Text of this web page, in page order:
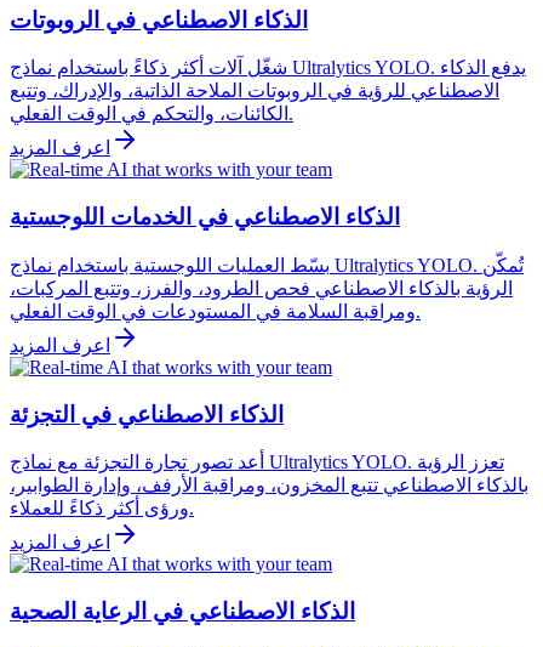
الذكاء الاصطناعي في الروبوتات
شغّل آلات أكثر ذكاءً باستخدام نماذج Ultralytics YOLO. يدفع الذكاء
الاصطناعي للرؤية في الروبوتات الملاحة الذاتية، والإدراك، وتتبع
الكائنات، والتحكم في الوقت الفعلي.
اعرف المزيد
الذكاء الاصطناعي في الخدمات اللوجستية
بسّط العمليات اللوجستية باستخدام نماذج Ultralytics YOLO. تُمكّن
الرؤية بالذكاء الاصطناعي فحص الطرود، والفرز، وتتبع المركبات،
ومراقبة السلامة في المستودعات في الوقت الفعلي.
اعرف المزيد
الذكاء الاصطناعي في التجزئة
أعد تصور تجارة التجزئة مع نماذج Ultralytics YOLO. تعزز الرؤية
بالذكاء الاصطناعي تتبع المخزون، ومراقبة الأرفف، وإدارة الطوابير،
ورؤى أكثر ذكاءً للعملاء.
اعرف المزيد
الذكاء الاصطناعي في الرعاية الصحية